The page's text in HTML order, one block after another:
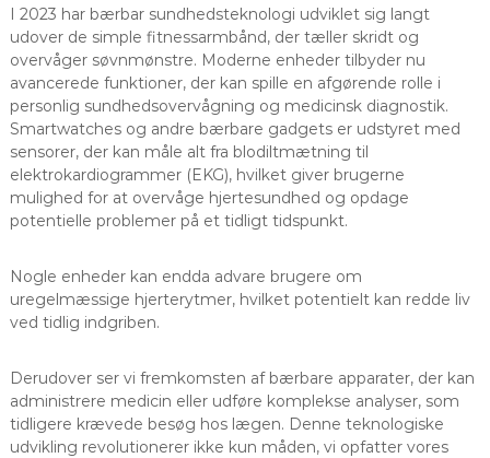
I 2023 har bærbar sundhedsteknologi udviklet sig langt
udover de simple fitnessarmbånd, der tæller skridt og
overvåger søvnmønstre. Moderne enheder tilbyder nu
avancerede funktioner, der kan spille en afgørende rolle i
personlig sundhedsovervågning og medicinsk diagnostik.
Smartwatches og andre bærbare gadgets er udstyret med
sensorer, der kan måle alt fra blodiltmætning til
elektrokardiogrammer (EKG), hvilket giver brugerne
mulighed for at overvåge hjertesundhed og opdage
potentielle problemer på et tidligt tidspunkt.
Nogle enheder kan endda advare brugere om
uregelmæssige hjerterytmer, hvilket potentielt kan redde liv
ved tidlig indgriben.
Derudover ser vi fremkomsten af bærbare apparater, der kan
administrere medicin eller udføre komplekse analyser, som
tidligere krævede besøg hos lægen. Denne teknologiske
udvikling revolutionerer ikke kun måden, vi opfatter vores